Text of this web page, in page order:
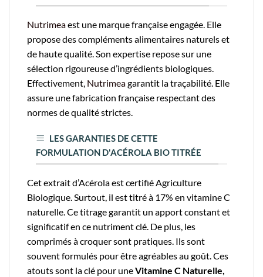
Nutrimeaest une marque française engagée. Elle
propose des compléments alimentaires naturels et
de haute qualité. Son expertise repose sur une
sélection rigoureuse d’ingrédients biologiques.
Effectivement, Nutrimeagarantit la traçabilité. Elle
assure une fabrication française respectant des
normes de qualité strictes.
LES GARANTIES DE CETTE
FORMULATION D'ACÉROLA BIO TITRÉE
Cet extrait d’Acérola est certifié Agriculture
Biologique. Surtout, il est titré à 17% en vitamine C
naturelle. Ce titrage garantit un apport constant et
significatif en ce nutriment clé. De plus, les
comprimés à croquer sont pratiques. Ils sont
souvent formulés pour être agréables au goût. Ces
atouts sont la clé pour uneVitamine C Naturelle,